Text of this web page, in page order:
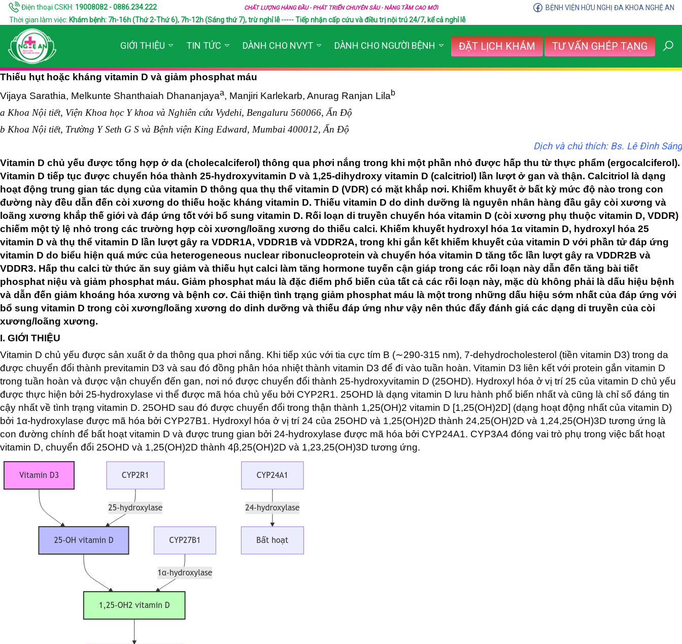
Điện thoại CSKH: 19008082 - 0886.234.222 CHẤT LƯỢNG HÀNG ĐẦU - PHÁT TRIỂN CHUYÊN SÂU - NÂNG TẦM CAO MỚI
BỆNH VIỆN HỮU NGHỊ ĐA KHOA NGHỆ AN
Thời gian làm việc: Khám bệnh: 7h-16h (Thứ 2-Thứ 6), 7h-12h (Sáng thứ 7), trừ nghỉ lễ ----- Tiếp nhận cấp cứu và điều trị nội trú 24/7, kể cả nghỉ lễ
GIỚI THIỆU TIN TỨC DÀNH CHO NVYT DÀNH CHO NGƯỜI BỆNH ĐẶT LỊCH KHÁM TƯ VẤN GHÉP TẠNG
Thiếu hụt hoặc kháng vitamin D và giảm phosphat máu
Vijaya Sarathia, Melkunte Shanthaiah Dhananjayaa, Manjiri Karlekarb, Anurag Ranjan Lilab
a Khoa Nội tiết, Viện Khoa học Y khoa và Nghiên cứu Vydehi, Bengaluru 560066, Ấn Độ
b Khoa Nội tiết, Trường Y Seth G S và Bệnh viện King Edward, Mumbai 400012, Ấn Độ
Dịch và chú thích: Bs. Lê Đình Sáng
Vitamin D chủ yếu được tổng hợp ở da (cholecalciferol) thông qua phơi nắng trong khi một phần nhỏ được hấp thu từ thực phẩm (ergocalciferol).
Vitamin D tiếp tục được chuyển hóa thành 25-hydroxyvitamin D và 1,25-dihydroxy vitamin D (calcitriol) lần lượt ở gan và thận. Calcitriol là dạng
hoạt động trung gian tác dụng của vitamin D thông qua thụ thể vitamin D (VDR) có mặt khắp nơi. Khiếm khuyết ở bất kỳ mức độ nào trong con
đường này đều dẫn đến còi xương do thiếu hoặc kháng vitamin D. Thiếu vitamin D do dinh dưỡng là nguyên nhân hàng đầu gây còi xương và
loãng xương khắp thế giới và đáp ứng tốt với bổ sung vitamin D. Rối loạn di truyền chuyển hóa vitamin D (còi xương phụ thuộc vitamin D, VDDR)
chiếm một tỷ lệ nhỏ trong các trường hợp còi xương/loãng xương do thiếu calci. Khiếm khuyết hydroxyl hóa 1α vitamin D, hydroxyl hóa 25
vitamin D và thụ thể vitamin D lần lượt gây ra VDDR1A, VDDR1B và VDDR2A, trong khi gắn kết khiếm khuyết của vitamin D với phần tử đáp ứng
vitamin D do biểu hiện quá mức của heterogeneous nuclear ribonucleoprotein và chuyển hóa vitamin D tăng tốc lần lượt gây ra VDDR2B và
VDDR3. Hấp thu calci từ thức ăn suy giảm và thiếu hụt calci làm tăng hormone tuyến cận giáp trong các rối loạn này dẫn đến tăng bài tiết
phosphat niệu và giảm phosphat máu. Giảm phosphat máu là đặc điểm phổ biến của tất cả các rối loạn này, mặc dù không phải là dấu hiệu bệnh
và dẫn đến giảm khoáng hóa xương và bệnh cơ. Cải thiện tình trạng giảm phosphat máu là một trong những dấu hiệu sớm nhất của đáp ứng với
bổ sung vitamin D trong còi xương/loãng xương do dinh dưỡng và thiếu đáp ứng như vậy nên thúc đẩy đánh giá các dạng di truyền của còi
xương/loãng xương.
I. GIỚI THIỆU
Vitamin D chủ yếu được sản xuất ở da thông qua phơi nắng. Khi tiếp xúc với tia cực tím B (∼290-315 nm), 7-dehydrocholesterol (tiền vitamin D3) trong da
được chuyển đổi thành previtamin D3 và sau đó đồng phân hóa nhiệt thành vitamin D3 để đi vào tuần hoàn. Vitamin D3 liên kết với protein gắn vitamin D
trong tuần hoàn và được vận chuyển đến gan, nơi nó được chuyển đổi thành 25-hydroxyvitamin D (25OHD). Hydroxyl hóa ở vị trí 25 của vitamin D chủ yếu
được thực hiện bởi 25-hydroxylase vi thể được mã hóa chủ yếu bởi CYP2R1. 25OHD là dạng vitamin D lưu hành phổ biến nhất và cũng là chỉ số đáng tin
cậy nhất về tình trạng vitamin D. 25OHD sau đó được chuyển đổi trong thận thành 1,25(OH)2 vitamin D [1,25(OH)2D] (dạng hoạt động nhất của vitamin D)
bởi 1α-hydroxylase được mã hóa bởi CYP27B1. Hydroxyl hóa ở vị trí 24 của 25OHD và 1,25(OH)2D thành 24,25(OH)2D và 1,24,25(OH)3D tương ứng là
con đường chính để bất hoạt vitamin D và được trung gian bởi 24-hydroxylase được mã hóa bởi CYP24A1. CYP3A4 đóng vai trò phụ trong việc bất hoạt
vitamin D, chuyển đổi 25OHD và 1,25(OH)2D thành 4β,25(OH)2D và 1,23,25(OH)3D tương ứng.